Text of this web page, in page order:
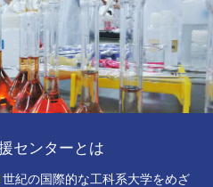
センターとは
紀の国際的な工科系大学をめざ